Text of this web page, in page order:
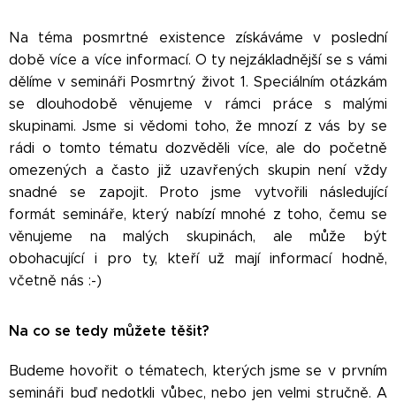
Na téma posmrtné existence získáváme v poslední
době více a více informací. O ty nejzákladnější se s vámi
dělíme v semináři Posmrtný život 1. Speciálním otázkám
se dlouhodobě věnujeme v rámci práce s malými
skupinami. Jsme si vědomi toho, že mnozí z vás by se
rádi o tomto tématu dozvěděli více, ale do početně
omezených a často již uzavřených skupin není vždy
snadné se zapojit. Proto jsme vytvořili následující
formát semináře, který nabízí mnohé z toho, čemu se
věnujeme na malých skupinách, ale může být
obohacující i pro ty, kteří už mají informací hodně,
včetně nás :-)
Na co se tedy můžete těšit?
Budeme hovořit o tématech, kterých jsme se v prvním
semináři buď nedotkli vůbec, nebo jen velmi stručně. A